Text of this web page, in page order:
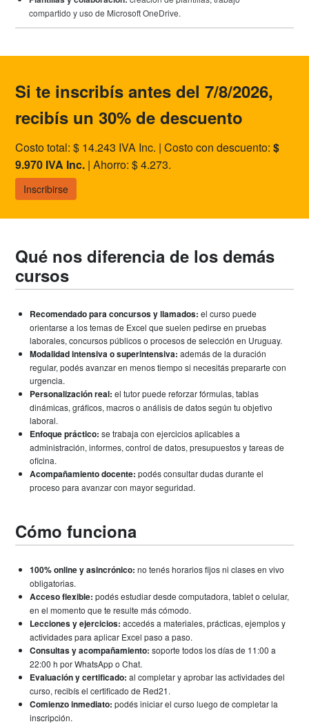
compartido y uso de Microsoft OneDrive.
Si te inscribís antes del 7/8/2026,
recibís un 30% de descuento
Costo total: $ 14.243 IVA Inc. | Costo con descuento:$
9.970 IVA Inc. | Ahorro: $ 4.273.
Inscribirse
Qué nos diferencia de los demás
cursos
Recomendado para concursos y llamados: el curso puede
orientarse a los temas de Excel que suelen pedirse en pruebas
laborales, concursos públicos o procesos de selección en Uruguay.
Modalidad intensiva o superintensiva: además de la duración
regular, podés avanzar en menos tiempo si necesitás prepararte con
urgencia.
Personalización real: el tutor puede reforzar fórmulas, tablas
dinámicas, gráficos, macros o análisis de datos según tu objetivo
laboral.
Enfoque práctico: se trabaja con ejercicios aplicables a
administración, informes, control de datos, presupuestos y tareas de
oficina.
Acompañamiento docente: podés consultar dudas durante el
proceso para avanzar con mayor seguridad.
Cómo funciona
100% online y asincrónico: no tenés horarios fijos ni clases en vivo
obligatorias.
Acceso flexible: podés estudiar desde computadora, tablet o celular,
en el momento que te resulte más cómodo.
Lecciones y ejercicios: accedés a materiales, prácticas, ejemplos y
actividades para aplicar Excel paso a paso.
Consultas y acompañamiento: soporte todos los días de 11:00 a
22:00 h por WhatsApp o Chat.
Evaluación y certificado: al completar y aprobar las actividades del
curso, recibís el certificado de Red21.
Comienzo inmediato: podés iniciar el curso luego de completar la
inscripción.